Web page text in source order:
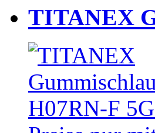
TITANEX